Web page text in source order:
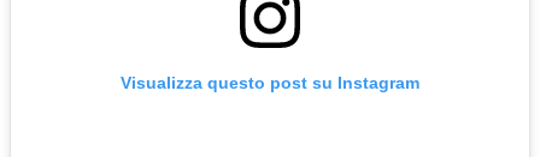
Visualizza questo post su Instagram